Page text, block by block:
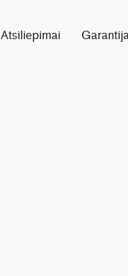
Atsiliepimai